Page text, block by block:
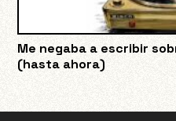
Me negaba a escribir
(hasta ahora)